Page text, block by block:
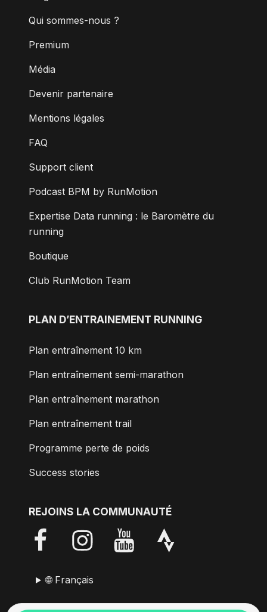
Qui sommes-nous ?
Premium
Média
Devenir partenaire
Mentions légales
FAQ
Support client
Podcast BPM by RunMotion
Expertise Data running : le Baromètre du
running
Boutique
Club RunMotion Team
PLAN D’ENTRAINEMENT RUNNING
Plan entraînement 10 km
Plan entraînement semi-marathon
Plan entraînement marathon
Plan entraînement trail
Programme perte de poids
Success stories
REJOINS LA COMMUNAUTÉ
🌐 Français